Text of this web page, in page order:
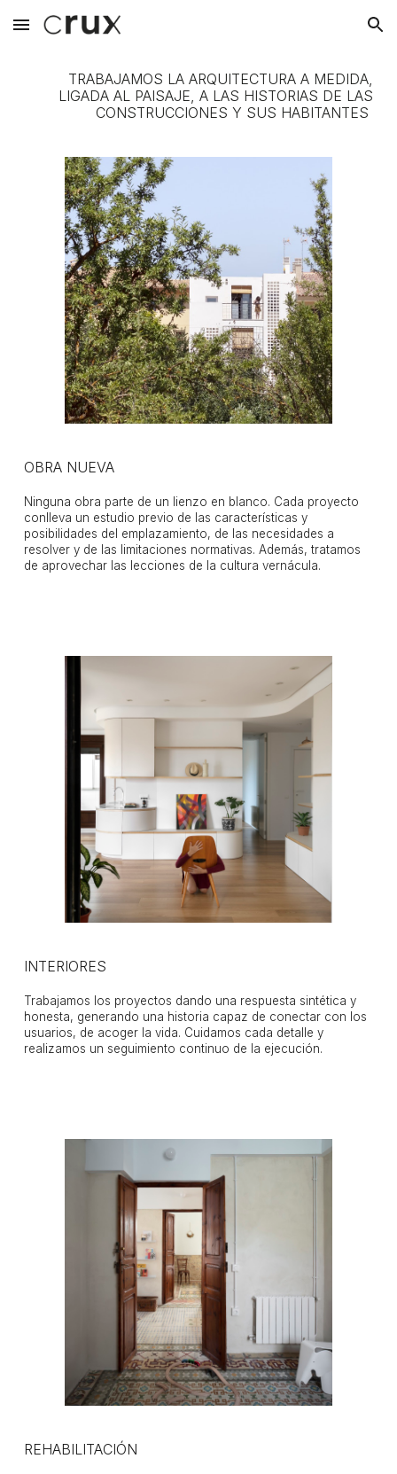
Skip to main content Skip to navigation
TRABAJAMOS LA ARQUITECTURA A MEDIDA,
LIGADA AL PAISAJE, A LAS HISTORIAS DE LAS
CONSTRUCCIONES Y SUS HABITANTES
OBRA NUEVA
Ninguna obra parte de un lienzo en blanco. Cada proyecto
conlleva un estudio previo de las características y
posibilidades del emplazamiento, de las necesidades a
resolver y de las limitaciones normativas. Además, tratamos
de aprovechar las lecciones de la cultura vernácula.
INTERIORES
Trabajamos los proyectos dando una respuesta sintética y
honesta, generando una historia capaz de conectar con los
usuarios, de acoger la vida. Cuidamos cada detalle y
realizamos un seguimiento continuo de la ejecución.
REHABILITACIÓN